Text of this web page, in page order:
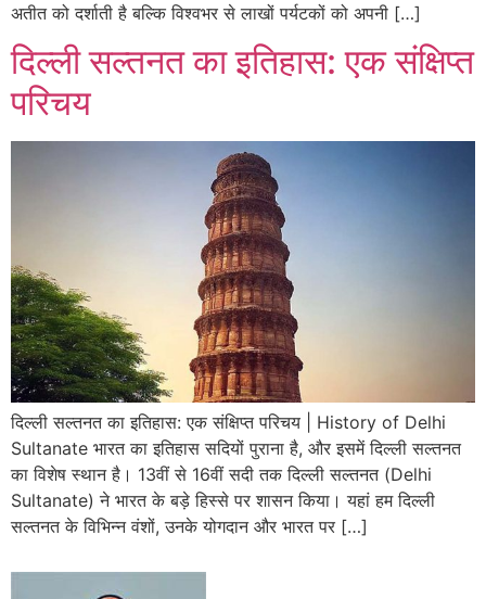
अतीत को दर्शाती है बल्कि विश्वभर से लाखों पर्यटकों को अपनी […]
दिल्ली सल्तनत का इतिहास: एक संक्षिप्त
परिचय
दिल्ली सल्तनत का इतिहास: एक संक्षिप्त परिचय | History of Delhi
Sultanate भारत का इतिहास सदियों पुराना है, और इसमें दिल्ली सल्तनत
का विशेष स्थान है। 13वीं से 16वीं सदी तक दिल्ली सल्तनत (Delhi
Sultanate) ने भारत के बड़े हिस्से पर शासन किया। यहां हम दिल्ली
सल्तनत के विभिन्न वंशों, उनके योगदान और भारत पर […]